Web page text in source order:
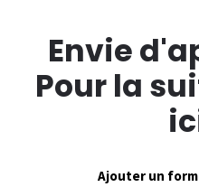
Envie
Pour la
Ajouter un